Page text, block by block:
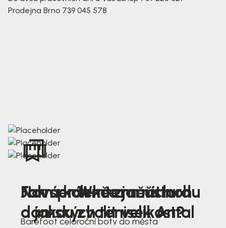
Prodejna Brno 739 045 578
Nová kolekce jarních
dámských tenisek Antal
Jak správně změřit nohu
a jakou zvolit velikost?
Farmer Winter mustard
Barefoot celoroční boty do města